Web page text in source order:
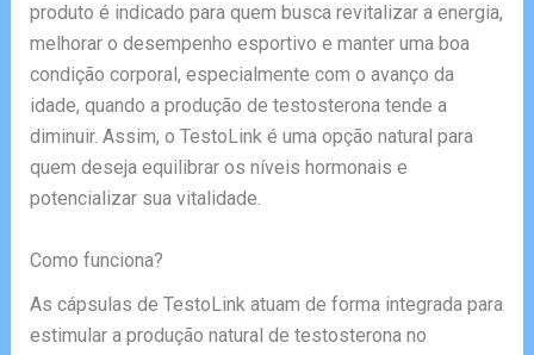
produto é indicado para quem busca revitalizar a energia,
melhorar o desempenho esportivo e manter uma boa
condição corporal, especialmente com o avanço da
idade, quando a produção de testosterona tende a
diminuir. Assim, o TestoLink é uma opção natural para
quem deseja equilibrar os níveis hormonais e
potencializar sua vitalidade.
Como funciona?
As cápsulas de TestoLink atuam de forma integrada para
estimular a produção natural de testosterona no